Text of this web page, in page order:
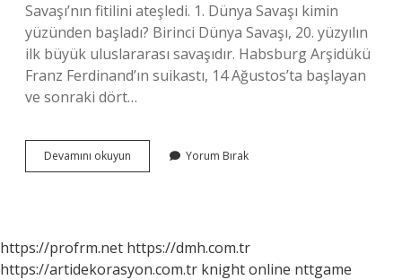
Savaşı’nın fitilini ateşledi. 1. Dünya Savaşı kimin
yüzünden başladı? Birinci Dünya Savaşı, 20. yüzyılın
ilk büyük uluslararası savaşıdır. Habsburg Arşidükü
Franz Ferdinand’ın suikastı, 14 Ağustos’ta başlayan
ve sonraki dört…
Devamını okuyun
Dünya
Yorum Bırak
https://profrm.net https://dmh.com.tr
https://artidekorasyon.com.tr knight online nttgame